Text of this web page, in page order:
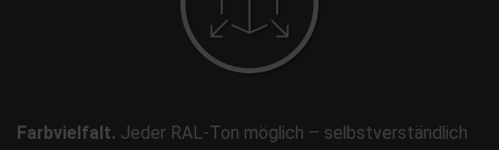
Farbvielfalt. Jeder RAL-Ton möglich – selbstverständlich